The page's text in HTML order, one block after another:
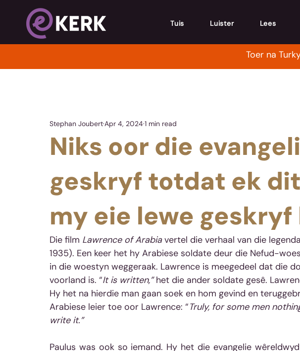
Tuis Luister Lees
Toer na
Niks oor die
geskryf totdat ek
my eie lewe
Stephan JoubertApr 4, 2024 1 min read
Die film Lawrence of Arabia vertel die verhaal van die
1935). Een keer het hy Arabiese soldate deur die Nefud-
in die woestyn weggeraak. Lawrence is meegedeel dat die
voorland is. “It is written,” het die ander soldate gesê.
Hy het na hierdie man gaan soek en hom gevind en
Arabiese leier toe oor Lawrence: “Truly, for some men
write it.”
Paulus was ook so iemand. Hy het die evangelie